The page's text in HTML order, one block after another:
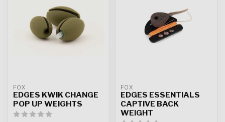
FOX
EDGES KWIK CHANGE
POP UP WEIGHTS
FOX
EDGES ESSENTIALS
CAPTIVE BACK
WEIGHT